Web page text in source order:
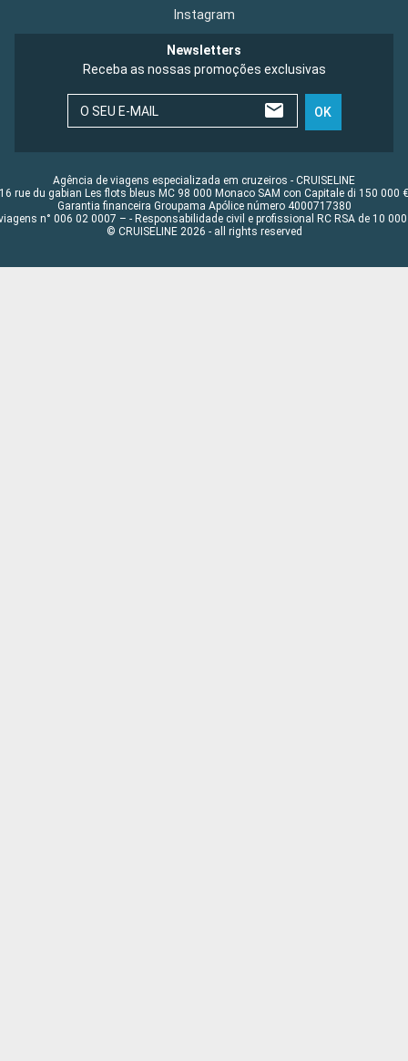
Instagram
Newsletters
Receba as nossas promoções exclusivas
O SEU E-MAIL OK
Agência de viagens especializada em cruzeiros - CRUISELINE
16 rue du gabian Les flots bleus MC 98 000 Monaco SAM con Capitale di 150 000 €
Garantia financeira Groupama Apólice número 4000717380
n° 006 02 0007 – - Responsabilidade civil e profissional RC RSA de 10 000
© CRUISELINE 2026 - all rights reserved